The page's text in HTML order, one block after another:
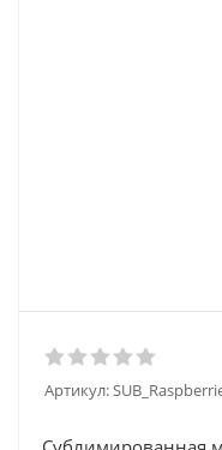
Артикул: